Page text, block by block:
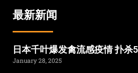
最新新闻
日本千叶爆发禽流感疫情 扑杀
January 28, 2025